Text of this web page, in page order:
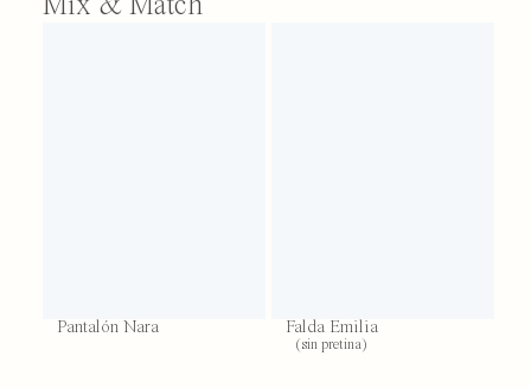
Mix & Match
Pantalón Nara Falda Emilia
(sin pretina)